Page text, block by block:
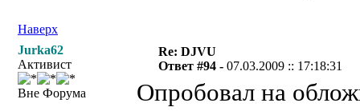
Наверх
Jurka62
Активист
Вне Форума
Re: DJVU
Ответ #94 -07.03.2009 :: 17:18:31
Опробовал на